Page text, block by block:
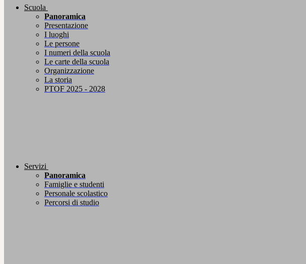
Scuola
Panoramica
Presentazione
I luoghi
Le persone
I numeri della scuola
Le carte della scuola
Organizzazione
La storia
PTOF 2025 - 2028
Servizi
Panoramica
Famiglie e studenti
Personale scolastico
Percorsi di studio